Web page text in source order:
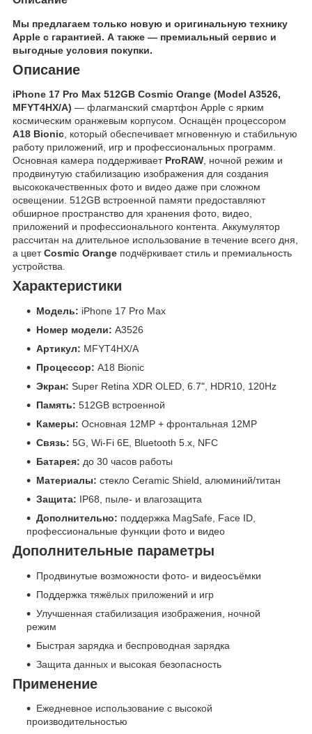
Мы предлагаем только новую и оригинальную технику
Apple с гарантией. А также — премиальный сервис и
выгодные условия покупки.
Описание
iPhone 17 Pro Max 512GB Cosmic Orange (Model A3526,
MFYT4HX/A) — флагманский смартфон Apple с ярким
космическим оранжевым корпусом. Оснащён процессором
A18 Bionic, который обеспечивает мгновенную и стабильную
работу приложений, игр и профессиональных программ.
Основная камера поддерживает ProRAW, ночной режим и
продвинутую стабилизацию изображения для создания
высококачественных фото и видео даже при сложном
освещении. 512GB встроенной памяти предоставляют
обширное пространство для хранения фото, видео,
приложений и профессионального контента. Аккумулятор
рассчитан на длительное использование в течение всего дня,
а цветCosmic Orange подчёркивает стиль и премиальность
устройства.
Характеристики
Модель: iPhone 17 Pro Max
Номер модели: A3526
Артикул: MFYT4HX/A
Процессор: A18 Bionic
Экран: Super Retina XDR OLED, 6.7", HDR10, 120Hz
Память: 512GB встроенной
Камеры: Основная 12MP + фронтальная 12MP
Связь: 5G, Wi-Fi 6E, Bluetooth 5.x, NFC
Батарея: до 30 часов работы
Материалы: стекло Ceramic Shield, алюминий/титан
Защита: IP68, пыле- и влагозащита
Дополнительно: поддержка MagSafe, Face ID,
профессиональные функции фото и видео
Дополнительные параметры
Продвинутые возможности фото- и видеосъёмки
Поддержка тяжёлых приложений и игр
Улучшенная стабилизация изображения, ночной
режим
Быстрая зарядка и беспроводная зарядка
Защита данных и высокая безопасность
Применение
Ежедневное использование с высокой
производительностью